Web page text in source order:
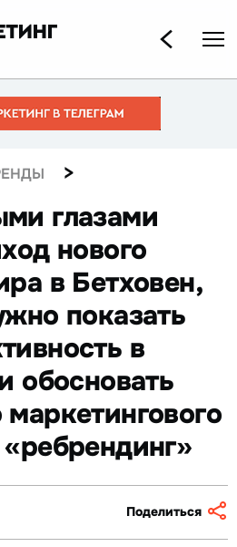
>
глазами
нового
в Бетховен,
показать
в
обосновать
Поделиться